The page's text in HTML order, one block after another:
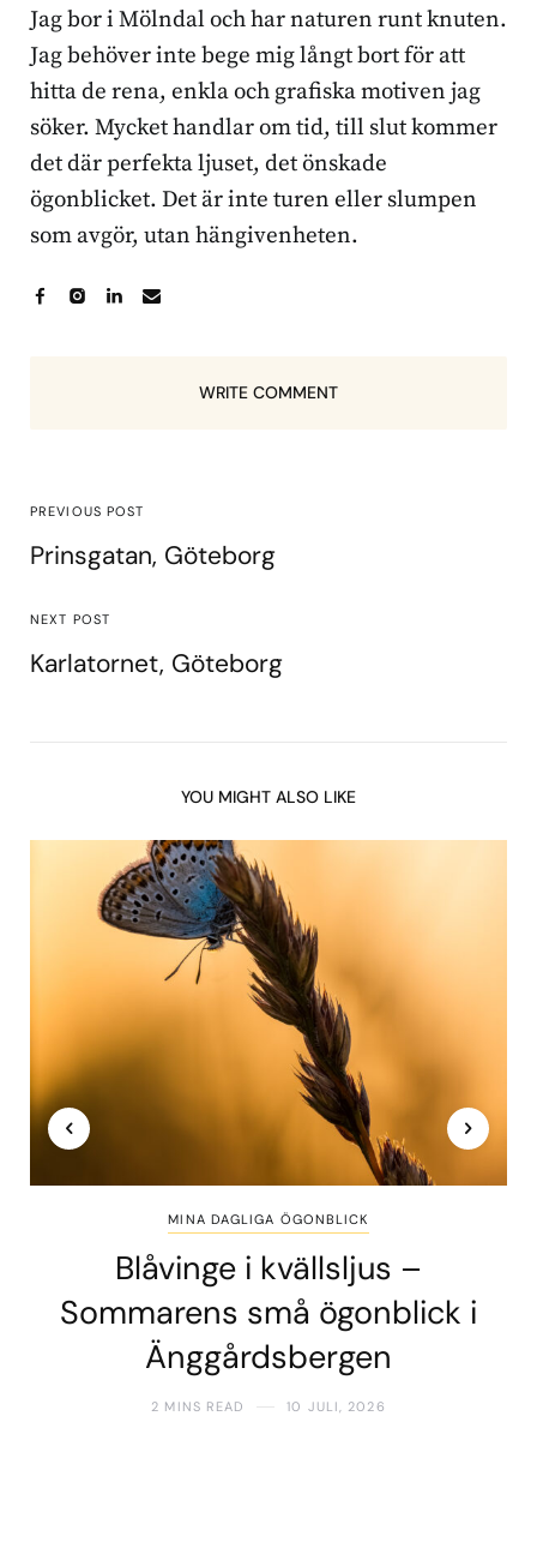
Jag bor i Mölndal och har naturen runt knuten.
Jag behöver inte bege mig långt bort för att
hitta de rena, enkla och grafiska motiven jag
söker. Mycket handlar om tid, till slut kommer
det där perfekta ljuset, det önskade
ögonblicket. Det är inte turen eller slumpen
som avgör, utan hängivenheten.
WRITE COMMENT
PREVIOUS POST
Prinsgatan, Göteborg
NEXT POST
Karlatornet, Göteborg
YOU MIGHT ALSO LIKE
MINA DAGLIGA ÖGONBLICK
Blåvinge i kvällsljus –
Sommarens små ögonblick i
Änggårdsbergen
2 MINS READ 10 JULI, 2026